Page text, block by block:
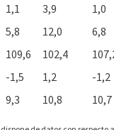
1,1 3,9 1,0
5,8 12,0 6,8
109,6 102,4
-1,5 1,2 -1,2
9,3 10,8 10,7